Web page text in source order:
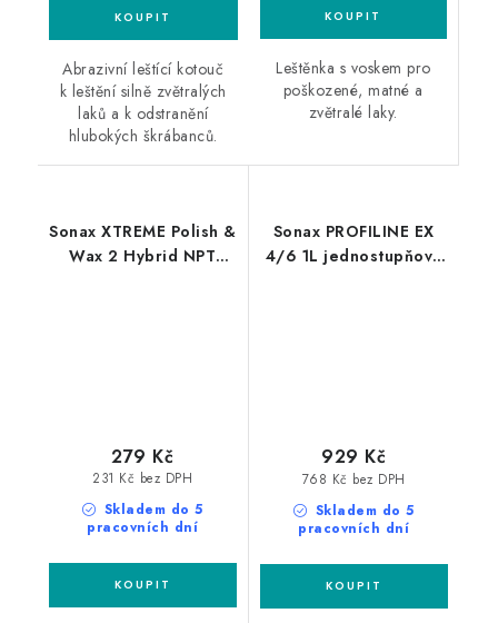
Abrazivní leštící kotouč
k leštění silně zvětralých
laků a k odstranění
hlubokých škrábanců.
Leštěnka s voskem pro
poškozené, matné a
zvětralé laky.
Sonax XTREME Polish &
Wax 2 Hybrid NPT
Skladem do 5
pracovních dní
231 Kč bez DPH
279 Kč
Sonax PROFILINE EX
4/6 1L jednostupňová
Skladem do 5
pracovních dní
768 Kč bez DPH
929 Kč